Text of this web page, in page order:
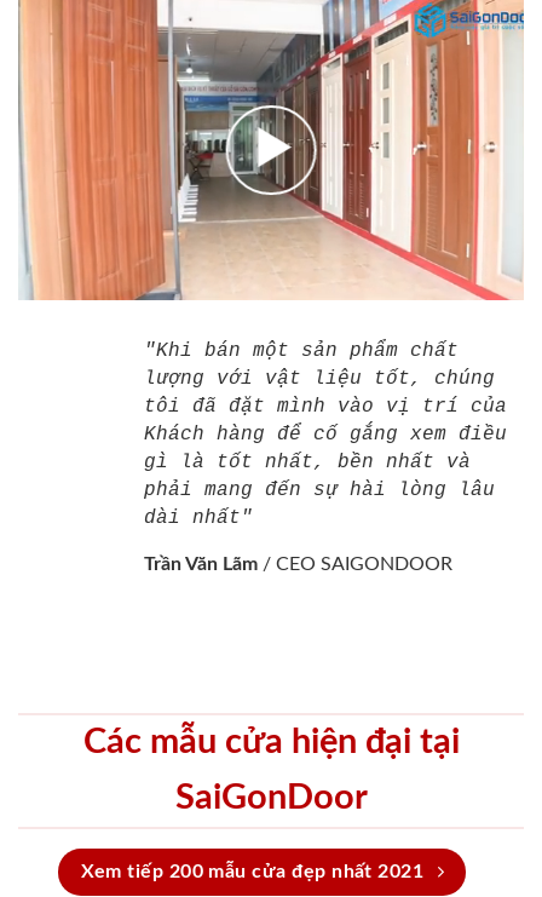
"Khi bán một sản phẩm chất
lượng với vật liệu tốt, chúng
tôi đã đặt mình vào vị trí của
Khách hàng để cố gắng xem điều
gì là tốt nhất, bền nhất và
phải mang đến sự hài lòng lâu
dài nhất"
Trần Văn Lãm / CEO SAIGONDOOR
Các mẫu cửa hiện đại tại
SaiGonDoor
Xem tiếp 200 mẫu cửa đẹp nhất 2021